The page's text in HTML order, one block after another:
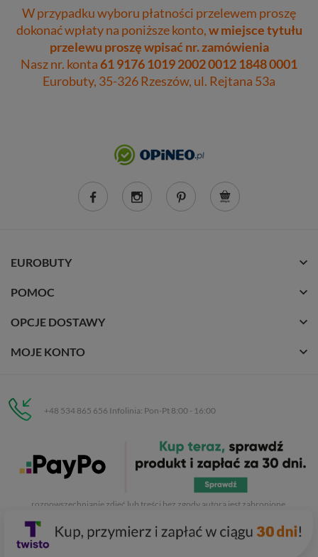
W przypadku wyboru płatności przelewem proszę
dokonać wpłaty na poniższe konto,w miejsce tytułu
przelewu proszę wpisać nr. zamówienia
Nasz nr. konta61 9176 1019 2002 0012 1848 0001
Eurobuty, 35-326 Rzeszów, ul. Rejtana 53a
EUROBUTY
POMOC
OPCJE DOSTAWY
MOJE KONTO
+48 534 865 656 Infolinia: Pon-Pt 8:00 - 16:00
C.H. Respan, Rejtana 53a/250
35-326 Rzeszów
. Kopiowanie, przetwarzanie,
rozpowszechnianie zdjęć lub treści bez zgody autora jest zabronione.